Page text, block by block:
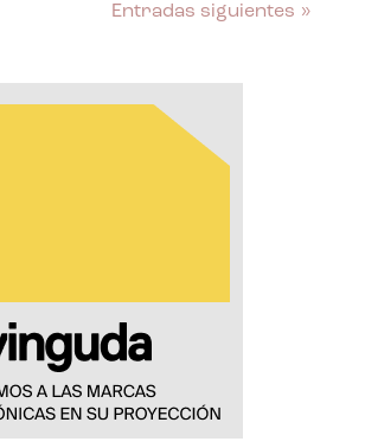
Entradas siguientes »